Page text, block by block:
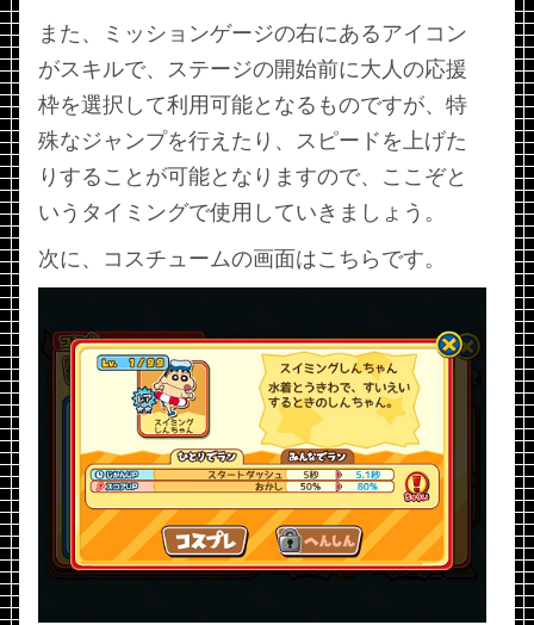
また、ミッションゲージの右にあるアイコン
がスキルで、ステージの開始前に大人の応援
枠を選択して利用可能となるものですが、特
殊なジャンプを行えたり、スピードを上げた
りすることが可能となりますので、ここぞと
いうタイミングで使用していきましょう。
次に、コスチュームの画面はこちらです。